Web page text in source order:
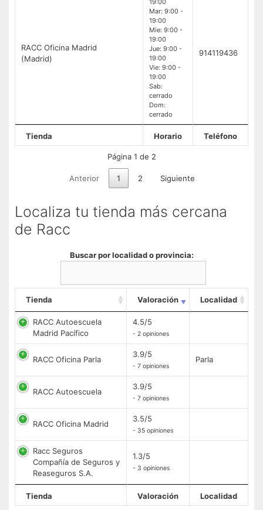
RACC Oficina Madrid
(Madrid)
Mar: 9:00 -
19:00
Mie: 9:00 -
19:00
Jue: 9:00 -
19:00
Vie: 9:00 -
19:00
Sab:
cerrado
Dom:
cerrado
914119436
Tienda Horario Teléfono
Página 1 de 2
Anterior 1 2 Siguiente
Localiza tu tienda más cercana
de Racc
Buscar por localidad o provincia:
Tienda Valoración Localidad
RACC Autoescuela
Madrid Pacífico
4.5/5
- 2 opiniones
RACC Oficina Parla
3.9/5
- 7 opiniones
Parla
RACC Autoescuela
3.9/5
- 7 opiniones
RACC Oficina Madrid
3.5/5
- 35 opiniones
Racc Seguros
Compañía de Seguros y
Reaseguros S.A.
1.3/5
- 3 opiniones
Tienda Valoración Localidad